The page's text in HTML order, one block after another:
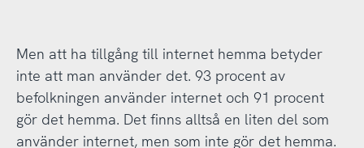
Men att ha tillgång till internet hemma betyder
inte att man använder det. 93 procent av
befolkningen använder internet och 91 procent
gör det hemma. Det finns alltså en liten del som
använder internet, men som inte gör det hemma.